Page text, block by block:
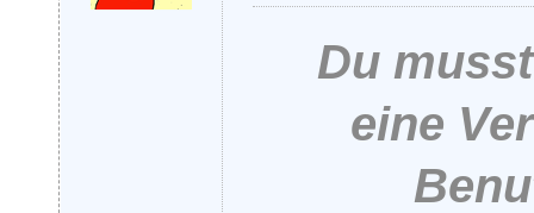
Du
eine